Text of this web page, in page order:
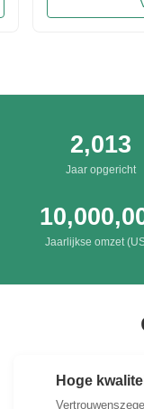
chips in China.
2,013
Jaar opgericht
Jaarlijkse omzet
Hoge